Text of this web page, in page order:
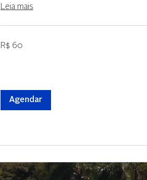
Leia mais
Reais
R$ 60
Agendar